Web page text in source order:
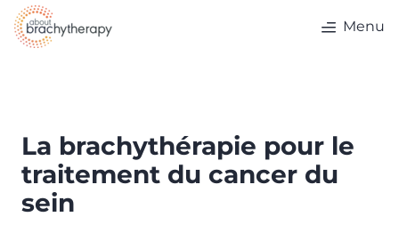
Skip to content
Menu
La brachythérapie pour le
traitement du cancer du
sein